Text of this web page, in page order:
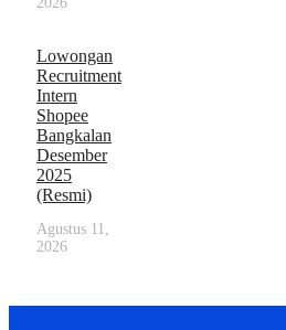
Lowongan
Recruitment
Intern
Shopee
Bangkalan
Desember
2025
(Resmi)
Agustus 11,
2026